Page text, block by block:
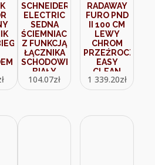
SCHNEIDER
ELECTRIC
SEDNA
ŚCIEMNIACZ
Z FUNKCJĄ
ŁĄCZNIKA
SCHODOWEGO
BIAŁY
SDN2200521
104.07zł
RADAWAY
FURO PND
II 100 CM
LEWY
CHROM
EASY
CLEAN
1 339.20zł